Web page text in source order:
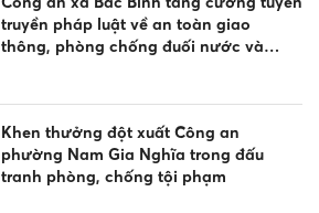
truyền pháp luật về an toàn giao
thông, phòng chống đuối nước và
Khen thưởng đột xuất Công an
phường Nam Gia Nghĩa trong đấu
tranh phòng, chống tội phạm